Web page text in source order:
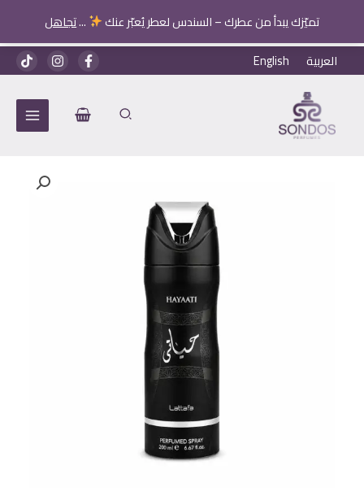
تميّزك يبدأ من عطرك – السندس لعطر يُعبّر عنك ...تجاهل
تخطي
إلى
العربية English